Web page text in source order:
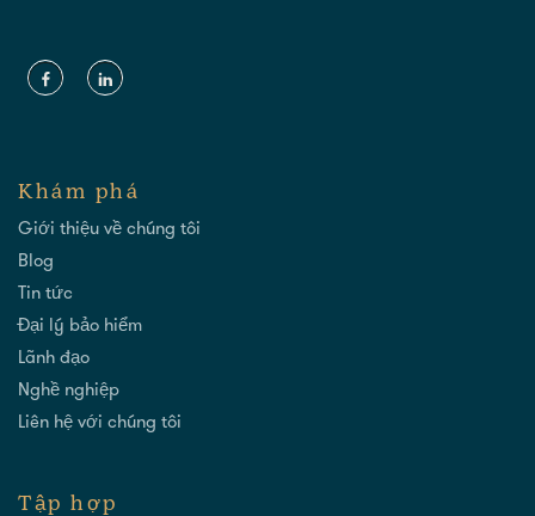
Khám phá
Giới thiệu về chúng tôi
Blog
Tin tức
Đại lý bảo hiểm
Lãnh đạo
Nghề nghiệp
Liên hệ với chúng tôi
Tập hợp